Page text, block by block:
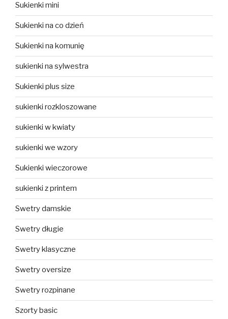
Sukienki mini
Sukienki na co dzień
Sukienki na komunię
sukienki na sylwestra
Sukienki plus size
sukienki rozkloszowane
sukienki w kwiaty
sukienki we wzory
Sukienki wieczorowe
sukienki z printem
Swetry damskie
Swetry długie
Swetry klasyczne
Swetry oversize
Swetry rozpinane
Szorty basic